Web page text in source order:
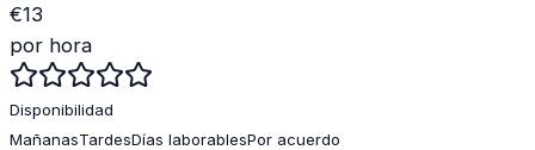
€13
por hora
Disponibilidad
MañanasTardesDías laborablesPor acuerdo